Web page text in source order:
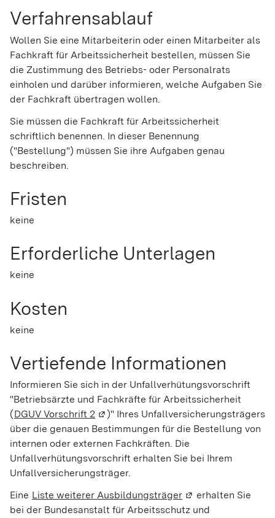
Verfahrensablauf
Wollen Sie eine Mitarbeiterin oder einen Mitarbeiter als
Fachkraft für Arbeitssicherheit bestellen, müssen Sie
die Zustimmung des Betriebs- oder Personalrats
einholen und darüber informieren, welche Aufgaben Sie
der Fachkraft übertragen wollen.
Sie müssen die Fachkraft für Arbeitssicherheit
schriftlich benennen. In dieser Benennung
("Bestellung") müssen Sie ihre Aufgaben genau
beschreiben.
Fristen
keine
Erforderliche Unterlagen
keine
Kosten
keine
Vertiefende Informationen
Informieren Sie sich in der Unfallverhütungsvorschrift
"Betriebsärzte und Fachkräfte für Arbeitssicherheit
(DGUV Vorschrift 2 (Wird in einem neuen Fenster geöffnet)
)" Ihres Unfallversicherungsträgers
über die genauen Bestimmungen für die Bestellung von
internen oder externen Fachkräften. Die
Unfallverhütungsvorschrift erhalten Sie bei Ihrem
Unfallversicherungsträger.
Eine Liste weiterer Ausbildungsträger (Wird in einem
erhalten Sie
bei der Bundesanstalt für Arbeitsschutz und